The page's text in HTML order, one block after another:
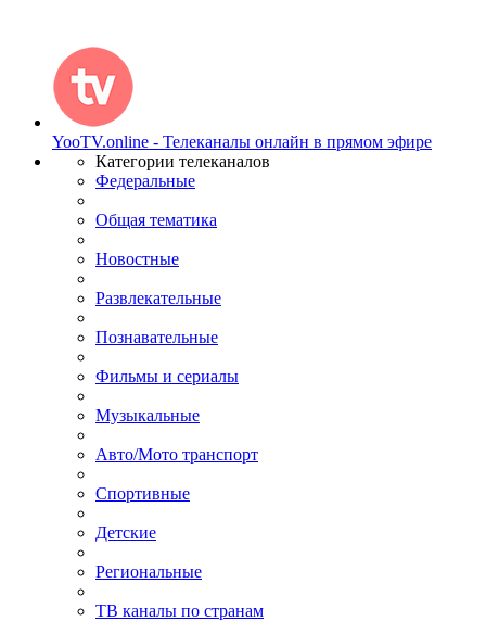
YooTV.online - Телеканалы онлайн в прямом эфире
Категории телеканалов
Федеральные
Общая тематика
Новостные
Развлекательные
Познавательные
Фильмы и сериалы
Музыкальные
Авто/Мото транспорт
Спортивные
Детские
Региональные
ТВ каналы по странам